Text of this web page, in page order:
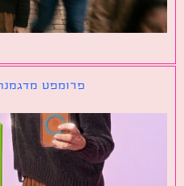
פרומפט מדגמנת